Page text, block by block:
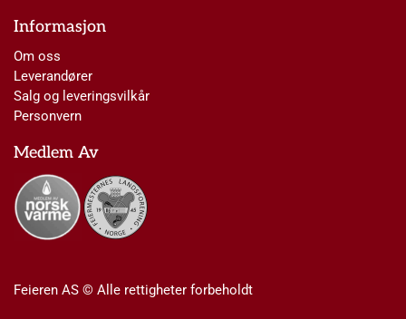
Informasjon
Om oss
Leverandører
Salg og leveringsvilkår
Personvern
Medlem Av
Feieren AS © Alle rettigheter forbeholdt